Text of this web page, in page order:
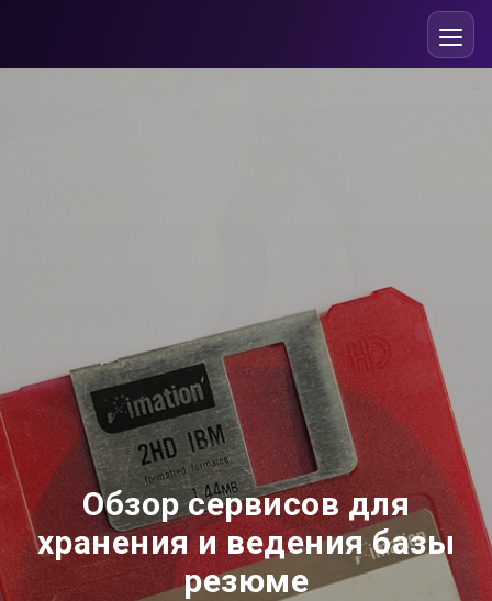
Обзор сервисов для
хранения и ведения базы
резюме